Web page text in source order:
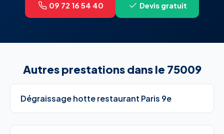
09 72 16 54 40 Devis gratuit
Autres prestations dans le 75009
Dégraissage hotte restaurant Paris 9e